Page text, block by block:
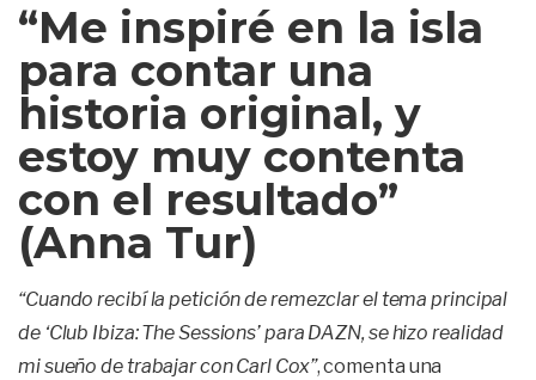
“Me inspiré en la isla
para contar una
historia original, y
estoy muy contenta
con el resultado”
(Anna Tur)
“Cuando recibí la petición de remezclar el tema principal
de ‘Club Ibiza: The Sessions’ para DAZN, se hizo realidad
mi sueño de trabajar con Carl Cox”, comenta una